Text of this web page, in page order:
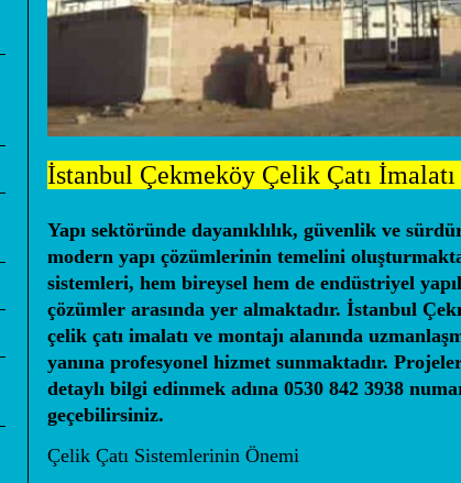
İstanbul Çekmeköy Çelik Çatı İmalatı
Yapı sektöründe dayanıklılık, güvenlik ve
modern yapı çözümlerinin temelini
sistemleri, hem bireysel hem de endüstriyel
çözümler arasında yer almaktadır. İstanbul
çelik çatı imalatı ve montajı alanında
yanına profesyonel hizmet sunmaktadır.
detaylı bilgi edinmek adına 0530 842 3938
geçebilirsiniz.
Çelik Çatı Sistemlerinin Önemi